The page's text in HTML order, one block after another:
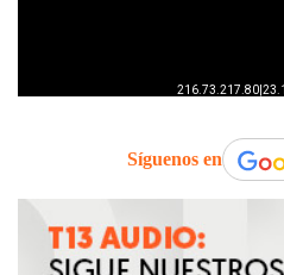
Síguenos en